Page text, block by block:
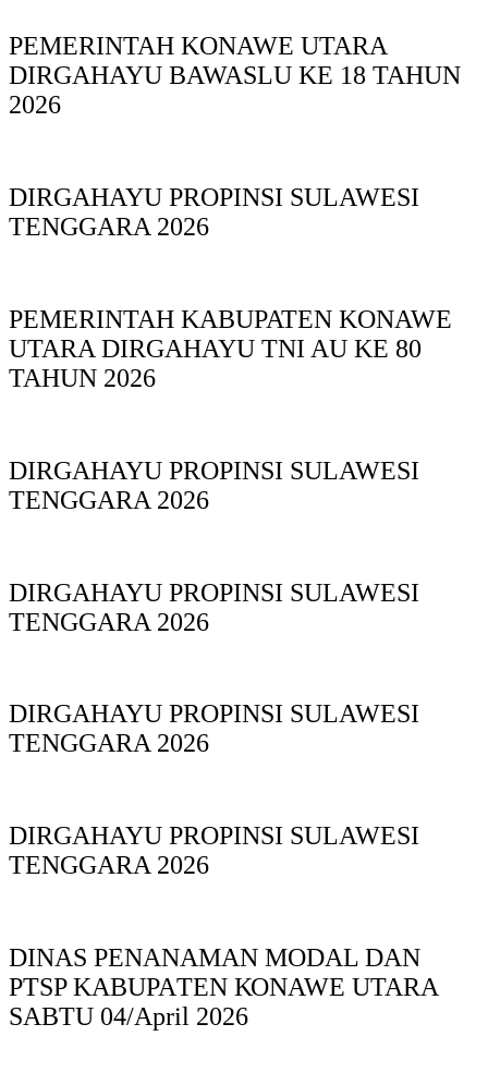
PEMERINTAH KONAWE UTARA
DIRGAHAYU BAWASLU KE 18 TAHUN
2026
DIRGAHAYU PROPINSI SULAWESI
TENGGARA 2026
PEMERINTAH KABUPATEN KONAWE
UTARA DIRGAHAYU TNI AU KE 80
TAHUN 2026
DIRGAHAYU PROPINSI SULAWESI
TENGGARA 2026
DIRGAHAYU PROPINSI SULAWESI
TENGGARA 2026
DIRGAHAYU PROPINSI SULAWESI
TENGGARA 2026
DIRGAHAYU PROPINSI SULAWESI
TENGGARA 2026
DINAS PΕΝΑΝΑΜAN MODAL DAN
PTSP KABUPAΤΕΝ ΚΟNAWE UTARA
SABTU 04/April 2026